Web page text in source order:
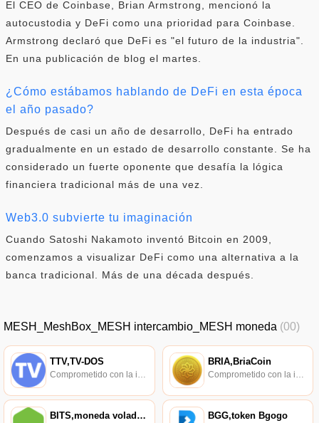
El CEO de Coinbase, Brian Armstrong, mencionó la
autocustodia y DeFi como una prioridad para Coinbase.
Armstrong declaró que DeFi es "el futuro de la industria".
En una publicación de blog el martes.
¿Cómo estábamos hablando de DeFi en esta época
el año pasado?
Después de casi un año de desarrollo, DeFi ha entrado
gradualmente en un estado de desarrollo constante. Se ha
considerado un fuerte oponente que desafía la lógica
financiera tradicional más de una vez.
Web3.0 subvierte tu imaginación
Cuando Satoshi Nakamoto inventó Bitcoin en 2009,
comenzamos a visualizar DeFi como una alternativa a la
banca tradicional. Más de una década después.
MESH_MeshBox_MESH intercambio_MESH moneda (00)
TTV,TV-DOS BRIA,BriaCoin
BITS,moneda voladora,Bitswift BGG,token Bgogo